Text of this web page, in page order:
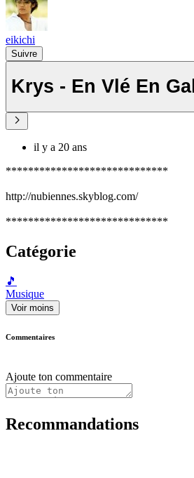
eikichi
Suivre
Krys - En Vlé En Gal
il y a 20 ans
*****************************
http://nubiennes.skyblog.com/
*****************************
Catégorie
🎵
Musique
Voir moins
Commentaires
Ajoute ton commentaire
Recommandations